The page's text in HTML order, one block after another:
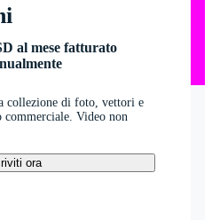
al mese fatturato
collezione di foto, vettori e
Video non
ora